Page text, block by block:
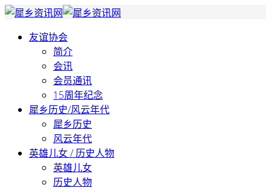
友谊协会
简介
会讯
会员通讯
15周年纪念
犀乡历史/风云年代
犀乡历史
风云年代
英雄儿女 / 历史人物
英雄儿女
历史人物